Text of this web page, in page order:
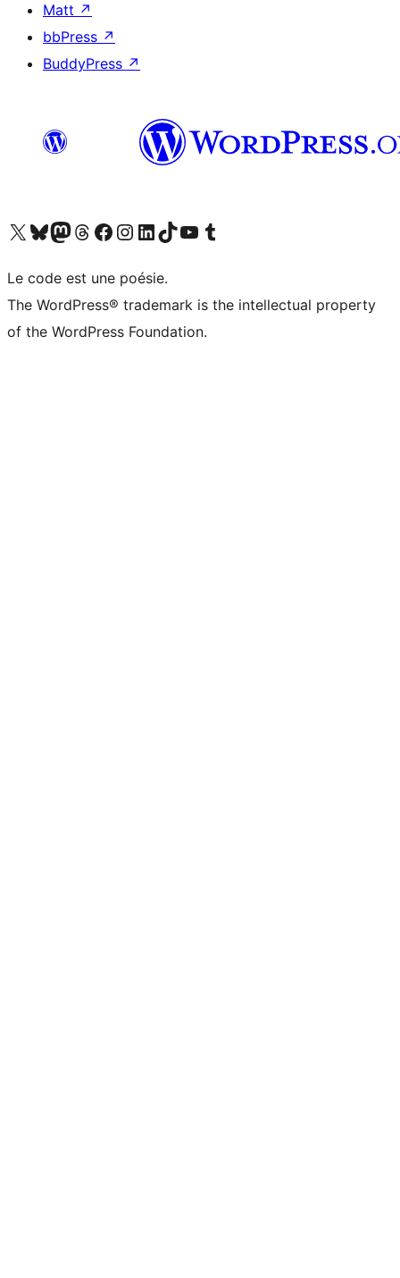
Matt ↗
bbPress ↗
BuddyPress ↗
Visit our X (formerly Twitter) account
Visitez notre compte Bluesky
Visit our Mastodon account
Visitez notre compte Threads
Visit our Facebook page
Visit our Instagram account
Visit our LinkedIn account
Visitez notre compte TikTok
Visit our YouTube channel
Visitez notre compte Tumblr
Le code est une poésie.
The WordPress® trademark is the intellectual property
of the WordPress Foundation.